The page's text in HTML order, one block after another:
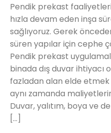
Pendik prekast
hızla devam eden inşa
sağlıyoruz. Gerek
süren yapılar için cephe
Pendik prekast
binada dış duvar ihtiyacı
fazladan alan elde
aynı zamanda
Duvar, yalıtım, boya ve
[…]